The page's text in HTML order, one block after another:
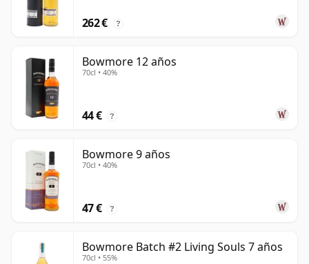
262 € ?
Bowmore 12 años
70cl • 40%
44 € ?
Bowmore 9 años
70cl • 40%
47 € ?
Bowmore Batch #2 Living Souls 7 años
70cl • 55%